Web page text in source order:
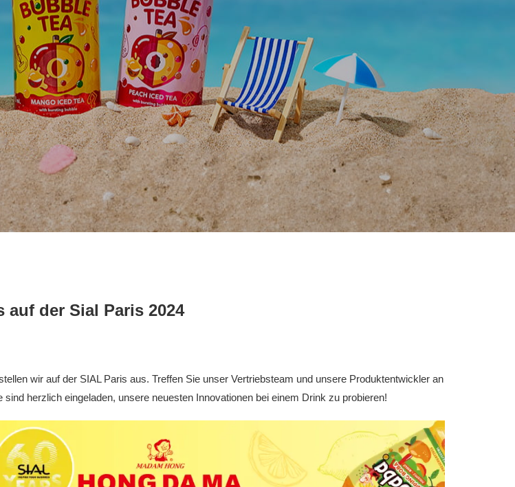
auf der Sial Paris 2024
wir auf der SIAL Paris aus. Treffen Sie unser Vertriebsteam und unsere Produktentwickler an
sind herzlich eingeladen, unsere neuesten Innovationen bei einem Drink zu probieren!